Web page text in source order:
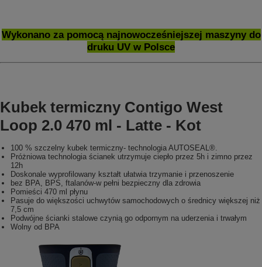
Wykonano za pomocą najnowocześniejszej maszyny do
druku UV w Polsce
Kubek termiczny Contigo West
Loop 2.0 470 ml - Latte - Kot
100 % szczelny kubek termiczny- technologia AUTOSEAL®.
Próżniowa technologia ścianek utrzymuje ciepło przez 5h i zimno przez
12h
Doskonale wyprofilowany kształt ułatwia trzymanie i przenoszenie
bez BPA, BPS, ftalanów-w pełni bezpieczny dla zdrowia
Pomieści 470 ml płynu
Pasuje do większości uchwytów samochodowych o średnicy większej niż
7,5 cm
Podwójne ścianki stalowe czynią go odpornym na uderzenia i trwałym
Wolny od BPA